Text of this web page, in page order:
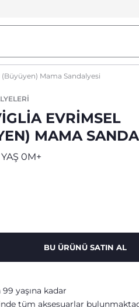
Mama Sandalyesi
EVRIMSEL
MAMA
0M+
BU ÜRÜNÜ SATIN AL
yaşına kadar
tüm aksesuarlar